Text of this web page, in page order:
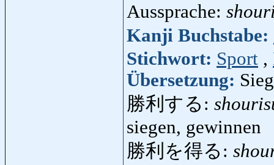
Aussprache:
Kanji Buchstabe:
Stichwort: Sport ,
Übersetzung:
勝利する:
siegen, gewinnen
勝利を得る: